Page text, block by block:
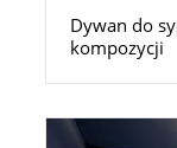
Dywan do
kompozycji